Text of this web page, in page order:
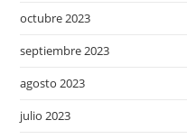
octubre 2023
septiembre 2023
agosto 2023
julio 2023